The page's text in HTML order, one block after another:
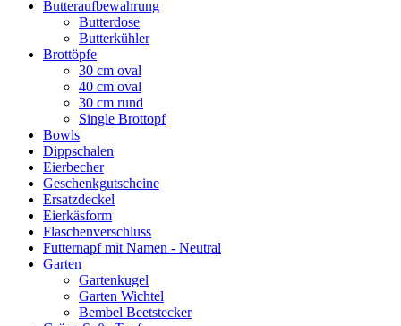
Butteraufbewahrung
Butterdose
Butterkühler
Brottöpfe
30 cm oval
40 cm oval
30 cm rund
Single Brottopf
Bowls
Dippschalen
Eierbecher
Geschenkgutscheine
Ersatzdeckel
Eierkäsform
Flaschenverschluss
Futternapf mit Namen - Neutral
Garten
Gartenkugel
Garten Wichtel
Bembel Beetstecker